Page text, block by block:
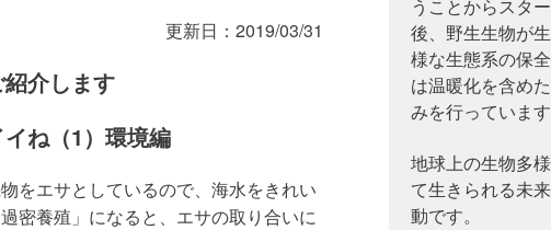
施設が並んでいたと言います。その過
ただけでなく、カキの成長や品質も低
更新日： 2019/03/31
紹介します
イね（1）環境編
をエサとしているので、海水をきれい
密養殖」になると、エサの取り合いに
うことからスタ
後、野生生物が
様な生態系の保
は温暖化を含め
みを行っています
地球上の生物多
て生きられる未
動です。